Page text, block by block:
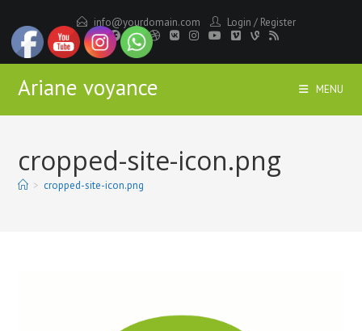
content
info@yourdomain.com Login / Register
Ariane voyance MENU
cropped-site-icon.png
> cropped-site-icon.png